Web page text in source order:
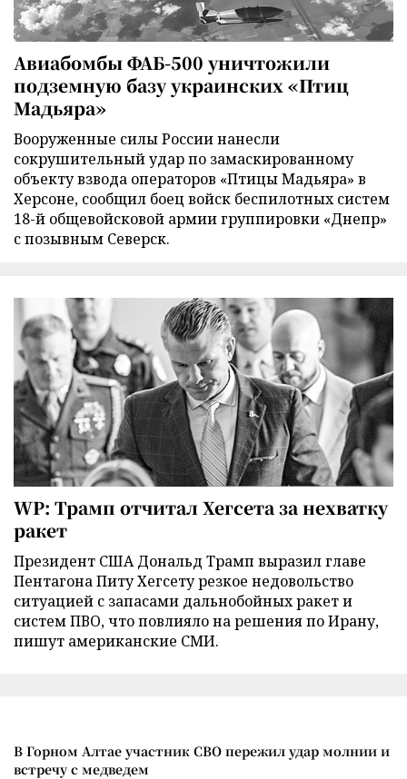
Авиабомбы ФАБ-500 уничтожили
подземную базу украинских «Птиц
Мадьяра»
Вооруженные силы России нанесли
сокрушительный удар по замаскированному
объекту взвода операторов «Птицы Мадьяра» в
Херсоне, сообщил боец войск беспилотных систем
18-й общевойсковой армии группировки «Днепр»
с позывным Северск.
WP: Трамп отчитал Хегсета за нехватку
ракет
Президент США Дональд Трамп выразил главе
Пентагона Питу Хегсету резкое недовольство
ситуацией с запасами дальнобойных ракет и
систем ПВО, что повлияло на решения по Ирану,
пишут американские СМИ.
В Горном Алтае участник СВО пережил удар молнии и
встречу с медведем